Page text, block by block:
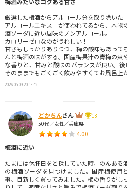
厳選した梅酒からアルコール分を取り除いた
アルコールエキス」が使われてるから、本物
酒ソーダに近い風味のノンアルコール。
カロリーゼロなのがうれしい！
甘さもしっかりありつつ、梅の酸味もあって
んと梅酒の味がする。国産梅果汁の青梅の爽
な香りと、甘みと酸味のバランスが良い。後
そのままでもごくごく飲みやすくてお風呂上
2026.05.09 20:14:42
どかちんさん
13
50代／女性／兵庫県
4.00
梅酒に近い
たまには休肝日をと探していた時、のんある
の梅酒ソーダを見つけました。国産梅使用
事、目新しく買ってみました。梅の香りがし